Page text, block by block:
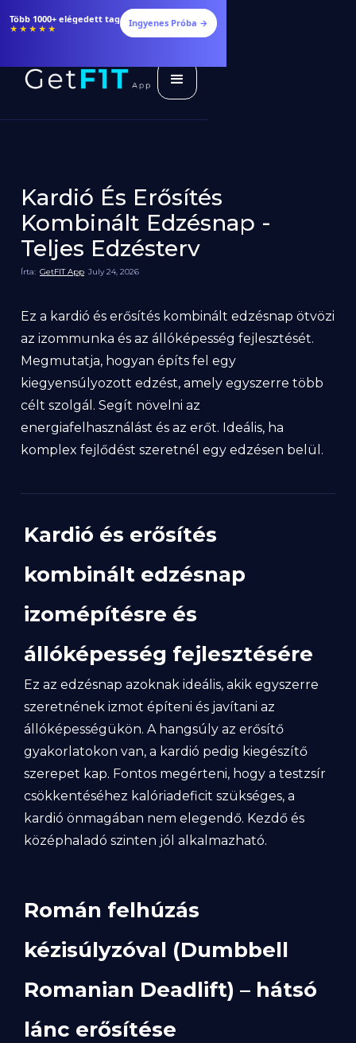
Több 1000+ elégedett tag
★★★★★ Ingyenes Próba →
Kardió És Erősítés
Kombinált Edzésnap -
Teljes Edzésterv
Írta: GetFIT App July 24, 2026
Ez a kardió és erősítés kombinált edzésnap ötvözi
az izommunka és az állóképesség fejlesztését.
Megmutatja, hogyan építs fel egy
kiegyensúlyozott edzést, amely egyszerre több
célt szolgál. Segít növelni az
energiafelhasználást és az erőt. Ideális, ha
komplex fejlődést szeretnél egy edzésen belül.
Kardió és erősítés
kombinált edzésnap
izomépítésre és
állóképesség fejlesztésére
Ez az edzésnap azoknak ideális, akik egyszerre
szeretnének izmot építeni és javítani az
állóképességükön. A hangsúly az erősítő
gyakorlatokon van, a kardió pedig kiegészítő
szerepet kap. Fontos megérteni, hogy a testzsír
csökkentéséhez kalóriadeficit szükséges, a
kardió önmagában nem elegendő. Kezdő és
középhaladó szinten jól alkalmazható.
Román felhúzás
kézisúlyzóval (Dumbbell
Romanian Deadlift) – hátsó
lánc erősítése